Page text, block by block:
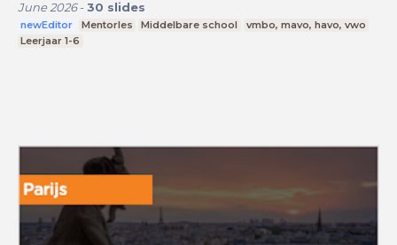
June 2026- 30 slides
newEditor Mentorles Middelbare school
vmbo, mavo, havo, vwo
Leerjaar 1-6